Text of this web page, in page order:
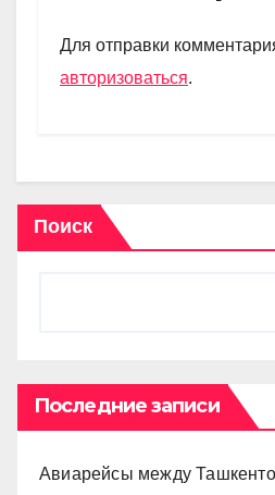
m p
p
a
Для отправки
авторизоваться.
Поиск
Последние записи
Авиарейсы между